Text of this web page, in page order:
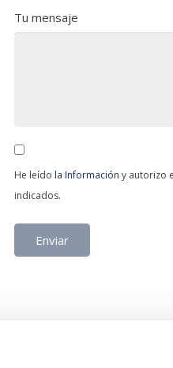
Tu mensaje
He leído la Información y autorizo
indicados.